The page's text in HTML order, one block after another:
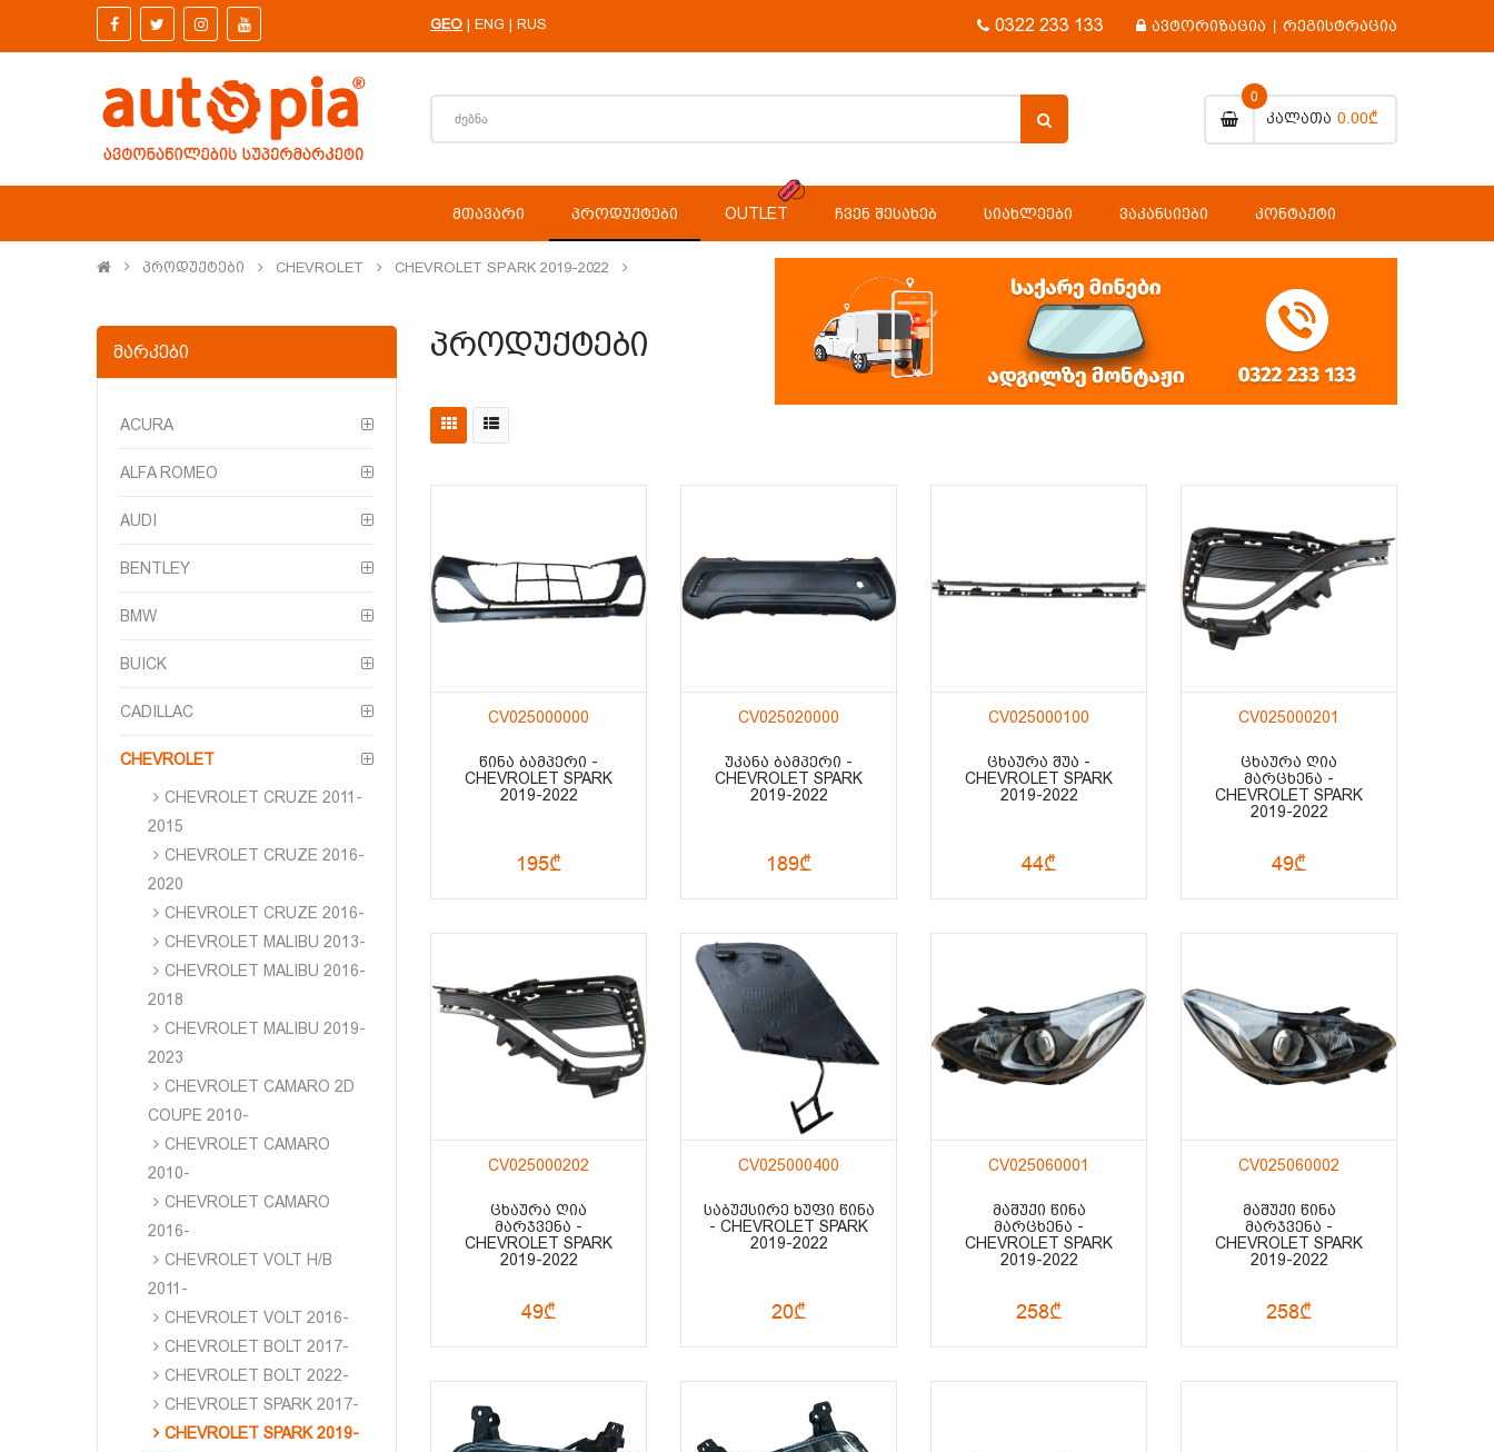
GEO | ENG | RUS 0322 233 133 ავტორიზაცია | რეგისტრაცია
Კალათა
0
0.00₾
ᲛᲗᲐᲕᲐᲠᲘ ᲞᲠᲝᲓᲣᲥᲢᲔᲑᲘ OUTLET ᲩᲕᲔᲜ ᲨᲔᲡᲐᲮᲔᲑ ᲡᲘᲐᲮᲚᲔᲔᲑᲘ ᲕᲐᲙᲐᲜᲡᲘᲔᲑᲘ ᲙᲝᲜᲢᲐᲥᲢᲘ
Პროდუქტები CHEVROLET CHEVROLET SPARK 2019-2022
ᲛᲐᲠᲙᲔᲑᲘ
ACURA
ALFA ROMEO
AUDI
BENTLEY
BMW
BUICK
CADILLAC
CHEVROLET
CHEVROLET CRUZE 2011-
2015
CHEVROLET CRUZE 2016-
2020
CHEVROLET CRUZE 2016-
CHEVROLET MALIBU 2013-
CHEVROLET MALIBU 2016-
2018
CHEVROLET MALIBU 2019-
2023
CHEVROLET CAMARO 2D
COUPE 2010-
CHEVROLET CAMARO
2010-
CHEVROLET CAMARO
2016-
CHEVROLET VOLT H/B
2011-
CHEVROLET VOLT 2016-
CHEVROLET BOLT 2017-
CHEVROLET BOLT 2022-
CHEVROLET SPARK 2017-
CHEVROLET SPARK 2019-
Პროდუქტები
CV025000000
ᲬᲘᲜᲐ ᲑᲐᲛᲞᲔᲠᲘ -
CHEVROLET SPARK
2019-2022
195₾
CV025020000
ᲣᲙᲐᲜᲐ ᲑᲐᲛᲞᲔᲠᲘ -
CHEVROLET SPARK
2019-2022
189₾
CV025000100
ᲪᲮᲐᲣᲠᲐ ᲨᲣᲐ -
CHEVROLET SPARK
2019-2022
44₾
CV025000201
ᲪᲮᲐᲣᲠᲐ ᲦᲘᲐ
ᲛᲐᲠᲪᲮᲔᲜᲐ -
CHEVROLET SPARK
2019-2022
49₾
CV025000202
ᲪᲮᲐᲣᲠᲐ ᲦᲘᲐ
ᲛᲐᲠᲯᲕᲔᲜᲐ -
CHEVROLET SPARK
2019-2022
49₾
CV025000400
ᲡᲐᲑᲣᲥᲡᲘᲠᲔ ᲮᲣᲤᲘ ᲬᲘᲜᲐ
- CHEVROLET SPARK
2019-2022
20₾
CV025060001
ᲛᲐᲨᲣᲥᲘ ᲬᲘᲜᲐ
ᲛᲐᲠᲪᲮᲔᲜᲐ -
CHEVROLET SPARK
2019-2022
258₾
CV025060002
ᲛᲐᲨᲣᲥᲘ ᲬᲘᲜᲐ
ᲛᲐᲠᲯᲕᲔᲜᲐ -
CHEVROLET SPARK
2019-2022
258₾